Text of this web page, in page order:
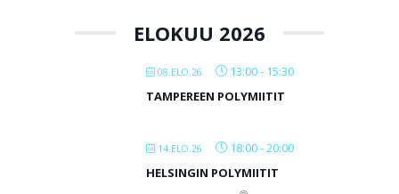
ELOKUU 2026
08.ELO.26 13:00- 15:30
TAMPEREEN POLYMIITIT
14.ELO.26 18:00-20:00
HELSINGIN POLYMIITIT